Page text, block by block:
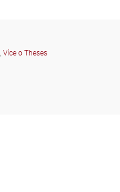
, Více o Theses